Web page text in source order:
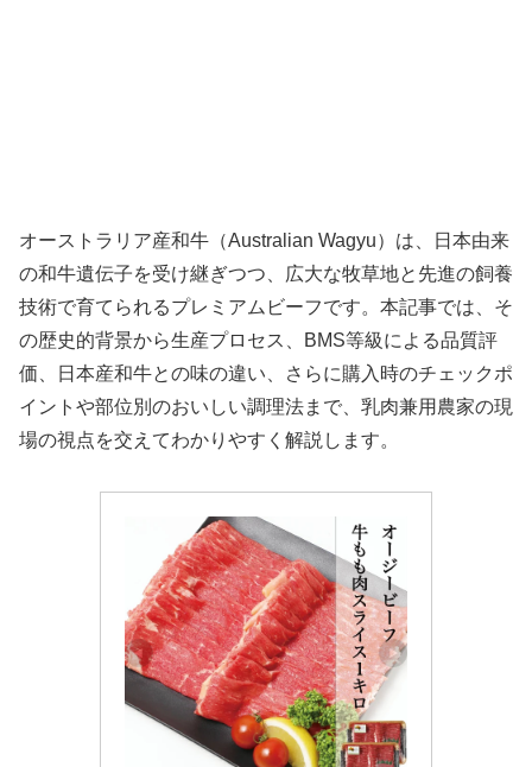
オーストラリア産和牛（Australian Wagyu）は、日本由来
の和牛遺伝子を受け継ぎつつ、広大な牧草地と先進の飼養
技術で育てられるプレミアムビーフです。本記事では、そ
の歴史的背景から生産プロセス、BMS等級による品質評
価、日本産和牛との味の違い、さらに購入時のチェックポ
イントや部位別のおいしい調理法まで、乳肉兼用農家の現
場の視点を交えてわかりやすく解説します。